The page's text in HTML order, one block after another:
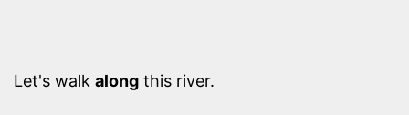
Let's walk along this river.